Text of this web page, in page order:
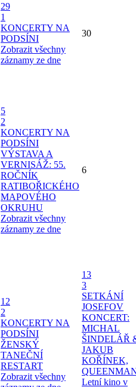
29
1
KONCERTY NA
PODSÍNI
Zobrazit všechny
záznamy ze dne
30
5
2
KONCERTY NA
PODSÍNI
VÝSTAVA A
VERNISÁŽ: 55.
ROČNÍK
RATIBOŘICKÉHO
MAPOVÉHO
OKRUHU
Zobrazit všechny
záznamy ze dne
6
12
2
KONCERTY NA
PODSÍNI
ŽENSKÝ
TANEČNÍ
RESTART
Zobrazit všechny
13
3
SETKÁNÍ
JOSEFOV
KONCERT:
MICHAL
ŠINDELÁŘ
JAKUB
KOŘÍNEK,
Letní kino v